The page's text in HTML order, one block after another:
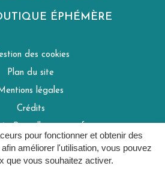
pour fonctionner et obtenir des
améliorer l'utilisation, vous pouvez
que vous souhaitez activer.
ÉPHÉMÈRE
des cookies
Plan du site
légales
Crédits
de confidentialité